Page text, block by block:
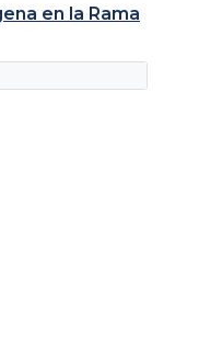
en la Rama